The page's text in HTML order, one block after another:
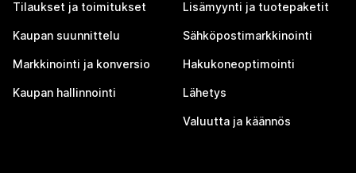
Tilaukset ja toimitukset
Kaupan suunnittelu
Markkinointi ja konversio
Kaupan hallinnointi
Lisämyynti ja tuotepaketit
Sähköpostimarkkinointi
Hakukoneoptimointi
Lähetys
Valuutta ja käännös